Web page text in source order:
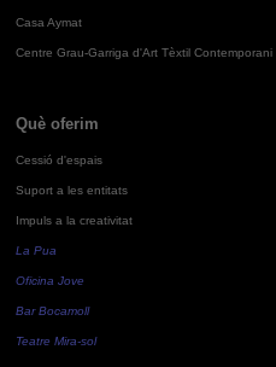
Casa Aymat
Centre Grau-Garriga d'Art Tèxtil Contemporani
Què oferim
Cessió d'espais
Suport a les entitats
Impuls a la creativitat
La Pua
Oficina Jove
Bar Bocamoll
Teatre Mira-sol